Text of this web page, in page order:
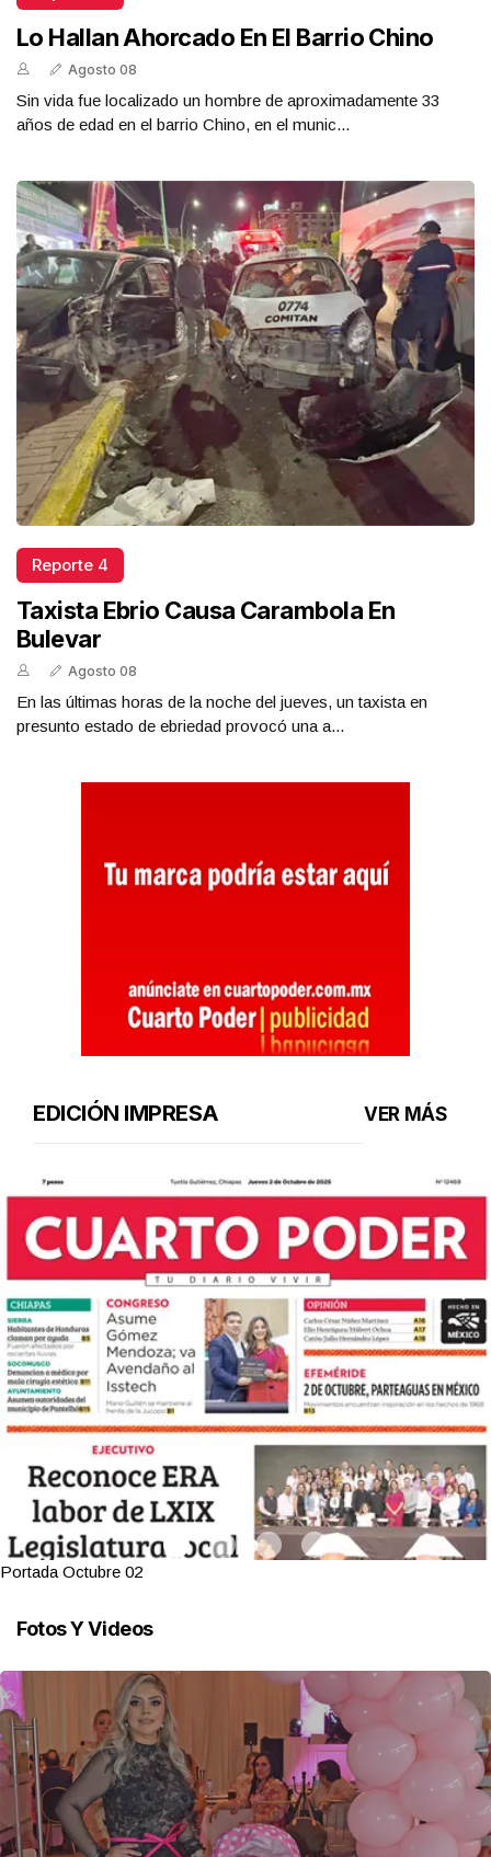
Lo Hallan Ahorcado En El Barrio Chino
Agosto 08
Sin vida fue localizado un hombre de aproximadamente 33
años de edad en el barrio Chino, en el munic...
Reporte 4
Taxista Ebrio Causa Carambola En
Bulevar
Agosto 08
En las últimas horas de la noche del jueves, un taxista en
presunto estado de ebriedad provocó una a...
EDICIÓN IMPRESA VER MÁS
Portada Octubre 02
Fotos Y Videos